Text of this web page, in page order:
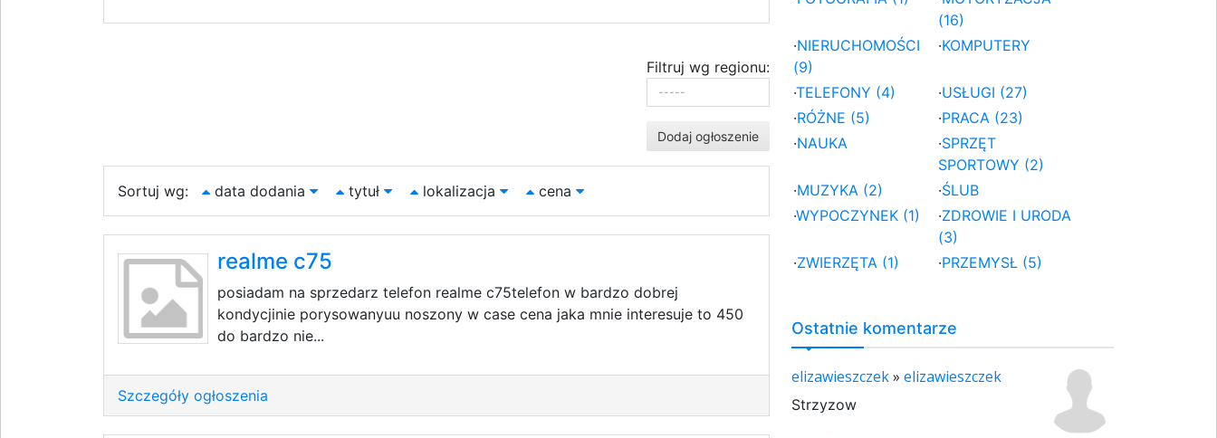
Filtruj wg regionu:
Dodaj ogłoszenie
Sortuj wg: data dodania tytuł lokalizacja cena
realme c75
posiadam na sprzedarz telefon realme c75telefon w bardzo dobrej
kondycjinie porysowanyuu noszony w case cena jaka mnie interesuje to 450
do bardzo nie...
Szczegóły ogłoszenia
(16)
·NIERUCHOMOŚCI
(9)
·KOMPUTERY
·TELEFONY (4) ·USŁUGI (27)
·RÓŻNE (5) ·PRACA (23)
·NAUKA ·SPRZĘT
SPORTOWY (2)
·MUZYKA (2) ·ŚLUB
·WYPOCZYNEK (1) ·ZDROWIE I URODA
(3)
·ZWIERZĘTA (1) ·PRZEMYSŁ (5)
Ostatnie komentarze
elizawieszczek» elizawieszczek
Strzyzow